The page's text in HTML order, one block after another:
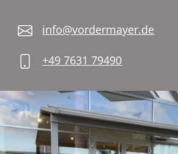
info@vordermayer.de
+49 7631 79490